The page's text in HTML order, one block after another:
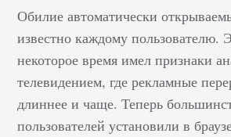
Обилие автоматически
известно каждому пользователю.
некоторое время имел признаки
телевидением, где рекламные
длиннее и чаще. Теперь
пользователей установили в